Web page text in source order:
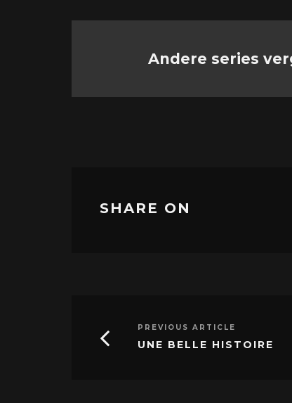
Andere series
SHARE ON
PREVIOUS ARTICLE
UNE BELLE HISTOIRE